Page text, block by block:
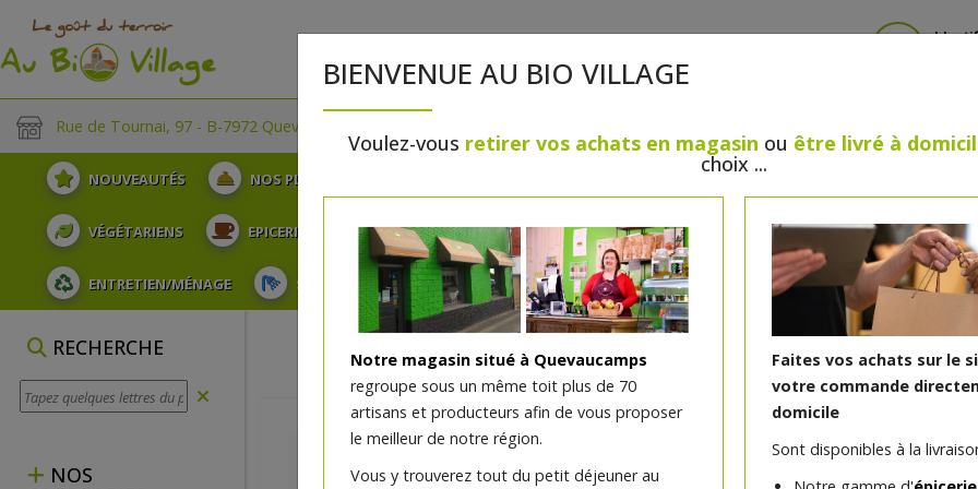
Rue de Tournai, 97 - B-7972 Quevaucamps
NOUVEAUTÉS NOS PLATEAUX
VÉGÉTARIENS EPICERIE PLATS TRAITEUR BOULANGERIE / PÂTISSERIE SANS GLUTEN, SANS
ENTRETIEN/MÉNAGE SOINS ET HYGIÈNE DU CORPS BEAUTÉ HUILES ESSENTIELLES MAISON
RECHERCHE
NOS
BIENVENUE AU BIO VILLAGE
Voulez-vous retirer vos achats en magasin ou être livré à
choix ...
Notre magasin situé à Quevaucamps
regroupe sous un même toit plus de 70
artisans et producteurs afin de vous proposer
le meilleur de notre région.
Vous y trouverez tout du petit déjeuner au
Faites vos achats sur le
votre commande
domicile
Sont disponibles à la
Spaghetti épeautre
500g 2BIO